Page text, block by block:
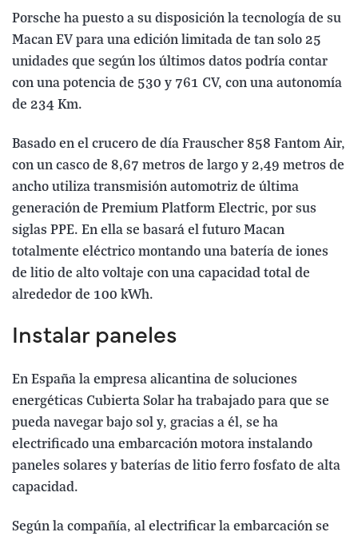
Porsche ha puesto a su disposición la tecnología de su
Macan EV para una edición limitada de tan solo 25
unidades que según los últimos datos podría contar
con una potencia de 530 y 761 CV, con una autonomía
de 234 Km.
Basado en el crucero de día Frauscher 858 Fantom Air,
con un casco de 8,67 metros de largo y 2,49 metros de
ancho utiliza transmisión automotriz de última
generación de Premium Platform Electric, por sus
siglas PPE. En ella se basará el futuro Macan
totalmente eléctrico montando una batería de iones
de litio de alto voltaje con una capacidad total de
alrededor de 100 kWh.
Instalar paneles
En España la empresa alicantina de soluciones
energéticas Cubierta Solar ha trabajado para que se
pueda navegar bajo sol y, gracias a él, se ha
electrificado una embarcación motora instalando
paneles solares y baterías de litio ferro fosfato de alta
capacidad.
Según la compañía, al electrificar la embarcación se